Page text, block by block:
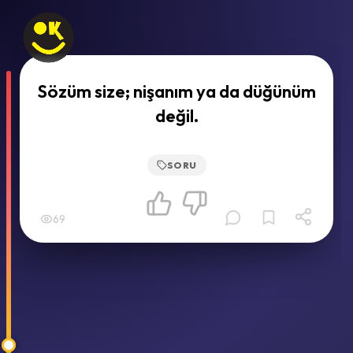
Sözüm size; nişanım ya da düğünüm
değil.
SORU
69